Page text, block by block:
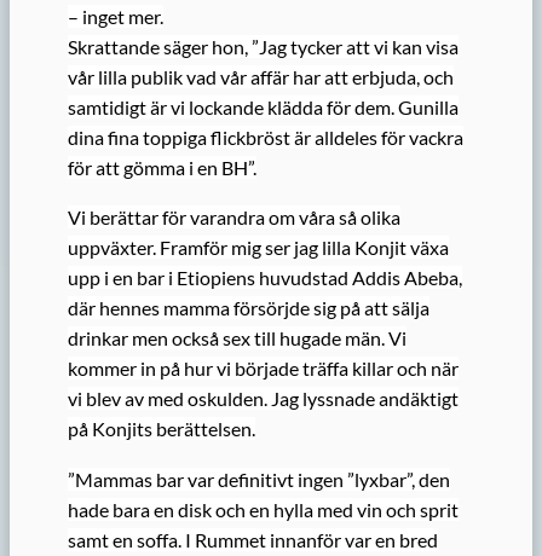
– inget mer.
Skrattande säger hon, ”Jag tycker att vi kan visa
vår lilla publik vad vår affär har att erbjuda, och
samtidigt är vi lockande klädda för dem. Gunilla
dina fina toppiga flickbröst är alldeles för vackra
för att gömma i en BH”.
Vi berättar för varandra om våra så olika
uppväxter. Framför mig ser jag lilla Konjit växa
upp i en bar i Etiopiens huvudstad Addis Abeba,
där hennes mamma försörjde sig på att sälja
drinkar men också sex till hugade män. Vi
kommer in på hur vi började träffa killar och när
vi blev av med oskulden. Jag lyssnade andäktigt
på Konjits berättelsen.
”Mammas bar var definitivt ingen ”lyxbar”, den
hade bara en disk och en hylla med vin och sprit
samt en soffa. I Rummet innanför var en bred